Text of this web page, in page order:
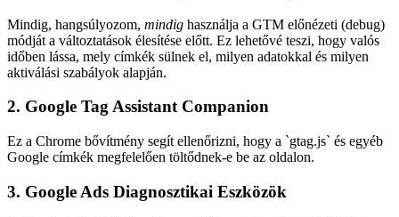
Mindig, hangsúlyozom, mindig használja a GTM előnézeti (debug)
módját a változtatások élesítése előtt. Ez lehetővé teszi, hogy valós
időben lássa, mely címkék sülnek el, milyen adatokkal és milyen
aktiválási szabályok alapján.
2. Google Tag Assistant Companion
Ez a Chrome bővítmény segít ellenőrizni, hogy a `gtag.js` és egyéb
Google címkék megfelelően töltődnek-e be az oldalon.
3. Google Ads Diagnosztikai Eszközök